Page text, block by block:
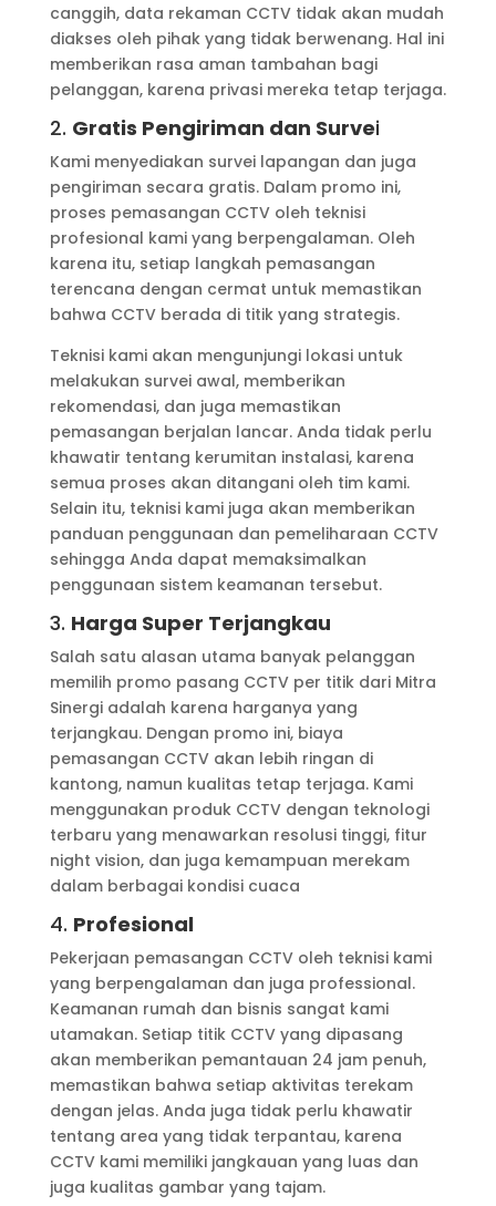
canggih, data rekaman CCTV tidak akan mudah
diakses oleh pihak yang tidak berwenang. Hal ini
memberikan rasa aman tambahan bagi
pelanggan, karena privasi mereka tetap terjaga.
2. Gratis Pengiriman dan Survei
Kami menyediakan survei lapangan dan juga
pengiriman secara gratis. Dalam promo ini,
proses pemasangan CCTV oleh teknisi
profesional kami yang berpengalaman. Oleh
karena itu, setiap langkah pemasangan
terencana dengan cermat untuk memastikan
bahwa CCTV berada di titik yang strategis.
Teknisi kami akan mengunjungi lokasi untuk
melakukan survei awal, memberikan
rekomendasi, dan juga memastikan
pemasangan berjalan lancar. Anda tidak perlu
khawatir tentang kerumitan instalasi, karena
semua proses akan ditangani oleh tim kami.
Selain itu, teknisi kami juga akan memberikan
panduan penggunaan dan pemeliharaan CCTV
sehingga Anda dapat memaksimalkan
penggunaan sistem keamanan tersebut.
3. Harga Super Terjangkau
Salah satu alasan utama banyak pelanggan
memilih promo pasang CCTV per titik dari Mitra
Sinergi adalah karena harganya yang
terjangkau. Dengan promo ini, biaya
pemasangan CCTV akan lebih ringan di
kantong, namun kualitas tetap terjaga. Kami
menggunakan produk CCTV dengan teknologi
terbaru yang menawarkan resolusi tinggi, fitur
night vision, dan juga kemampuan merekam
dalam berbagai kondisi cuaca
4. Profesional
Pekerjaan pemasangan CCTV oleh teknisi kami
yang berpengalaman dan juga professional.
Keamanan rumah dan bisnis sangat kami
utamakan. Setiap titik CCTV yang dipasang
akan memberikan pemantauan 24 jam penuh,
memastikan bahwa setiap aktivitas terekam
dengan jelas. Anda juga tidak perlu khawatir
tentang area yang tidak terpantau, karena
CCTV kami memiliki jangkauan yang luas dan
juga kualitas gambar yang tajam.